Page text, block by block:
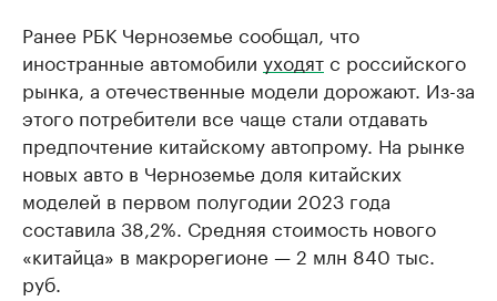
Ранее РБК Черноземье сообщал, что
иностранные автомобили уходятс российского
рынка, а отечественные модели дорожают. Из-за
этого потребители все чаще стали отдавать
предпочтение китайскому автопрому. На рынке
новых авто в Черноземье доля китайских
моделей в первом полугодии 2023 года
составила 38,2%. Средняя стоимость нового
«китайца» в макрорегионе — 2 млн 840 тыс.
руб.